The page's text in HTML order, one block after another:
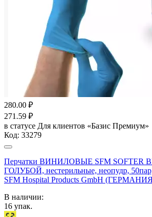
280.00 ₽
271.59 ₽
в статусе Для клиентов «Базис Премиум»
Код: 33279
Перчатки ВИНИЛОВЫЕ SFM SOFTER
ГОЛУБОЙ, нестерильные, неопудр,
SFM Hospital Products GmbH
В наличии:
16 упак.